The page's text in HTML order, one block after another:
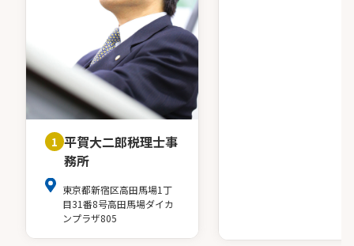
1 平賀大二郎税理士事
務所
東京都新宿区高田馬場1丁
目31番8号高田馬場ダイカ
ンプラザ805